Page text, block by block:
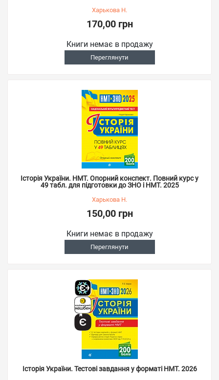
Харькова Н.
170,00 грн
Книги немає в продажу
Переглянути
Історія України. НМТ. Опорний конспект. Повний курс у
49 табл. для підготовки до ЗНО і НМТ. 2025
Харькова Н.
150,00 грн
Книги немає в продажу
Переглянути
Історія України. Тестові завдання у форматі НМТ. 2026